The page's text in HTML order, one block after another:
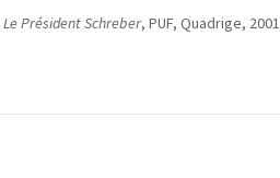
Le Président Schreber, PUF, Quadrige, 2001